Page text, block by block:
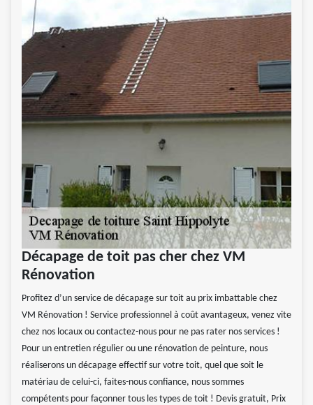
Décapage de toit pas cher chez VM
Rénovation
Profitez d’un service de décapage sur toit au prix imbattable chez
VM Rénovation ! Service professionnel à coût avantageux, venez vite
chez nos locaux ou contactez-nous pour ne pas rater nos services !
Pour un entretien régulier ou une rénovation de peinture, nous
réaliserons un décapage effectif sur votre toit, quel que soit le
matériau de celui-ci, faites-nous confiance, nous sommes
compétents pour façonner tous les types de toit ! Devis gratuit, Prix